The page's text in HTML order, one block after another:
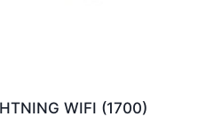
WIFI (1700)